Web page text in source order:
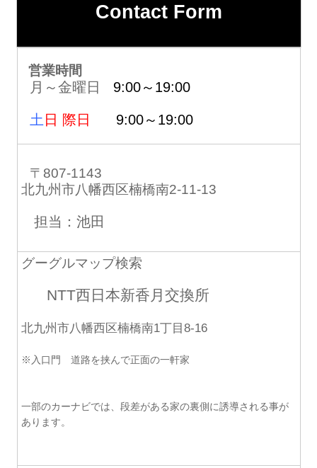
Contact Form
営業時間
月～金曜日 9:00～19:00
土 日 際日 9:00～19:00
〒807-1143
北九州市八幡西区楠橋南2-11-13
担当：池田
グーグルマップ検索
NTT西日本新香月交換所
北九州市八幡西区楠橋南1丁目8-16
※入口門 道路を挟んで正面の一軒家
一部のカーナビでは、段差がある家の裏側に誘導される事が
あります。